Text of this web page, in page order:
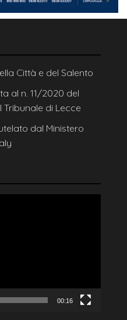
Città e del Salento
al n. 11/2020 del
di Lecce
dal Ministero
00:16